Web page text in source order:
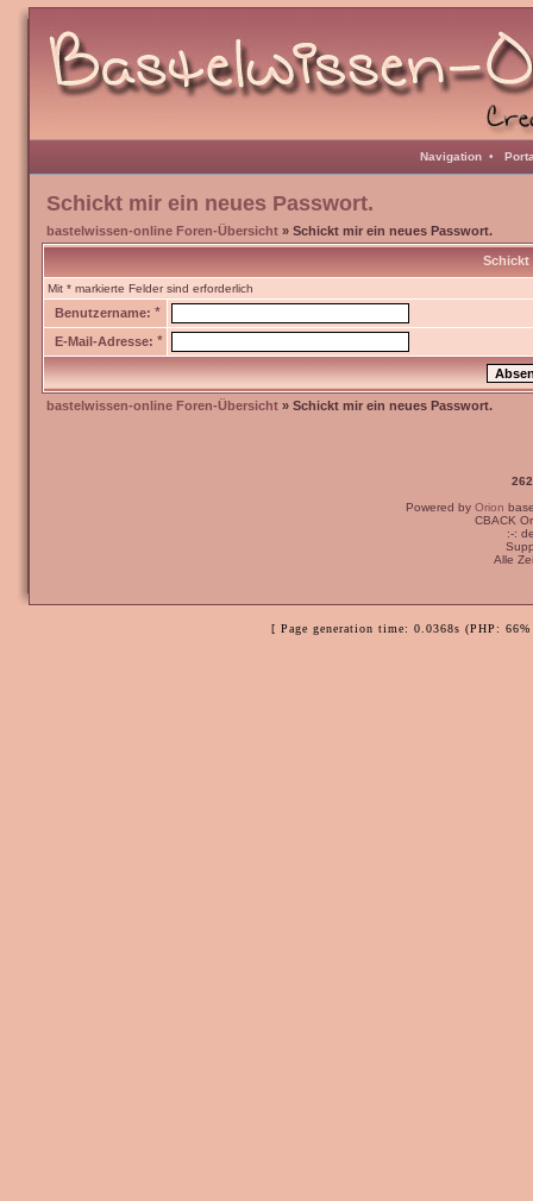
Navigation •
Schickt mir ein neues Passwort.
bastelwissen-online Foren-Übersicht » Schickt mir ein neues Passwort.
Schickt
Mit * markierte Felder sind erforderlich
Benutzername: *
E-Mail-Adresse: *
bastelwissen-online Foren-Übersicht » Schickt mir ein neues Passwort.
Powered by Orion
CBACK
:-:
Alle
[ Page generation time: 0.0368s (PHP: